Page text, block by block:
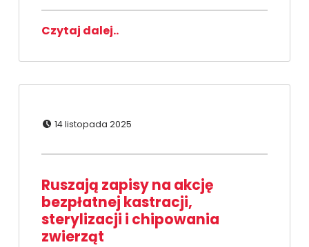
Czytaj dalej..
14 listopada 2025
Ruszają zapisy na akcję
bezpłatnej kastracji,
sterylizacji i chipowania
zwierząt